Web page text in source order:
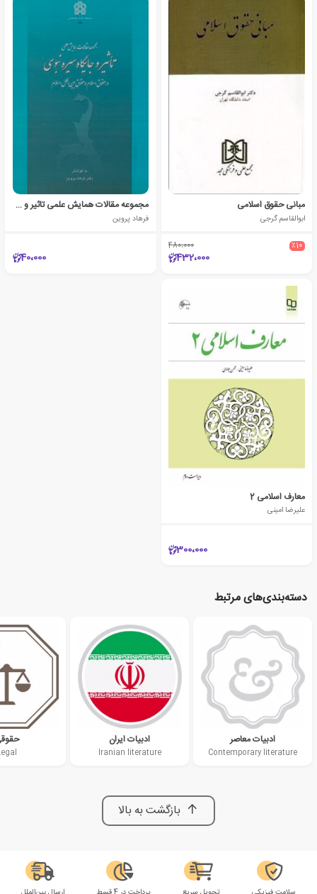
مبانی حقوق اسلامی
ابوالقاسم گرجی
٪10 480،000
432،000
مجموعه مقالات همایش علمی تاثیر و جایگاه سیره نبوی در حقوق اسلام و حقوق بین الملل اسلام
فرهاد پروین
40،000
معارف اسلامی 2
علیرضا امینی
300،000
دسته‌بندی‌های مرتبط
ادبیات معاصر
Contemporary literature
ادبیات ایران
Iranian literature
بازگشت به بالا